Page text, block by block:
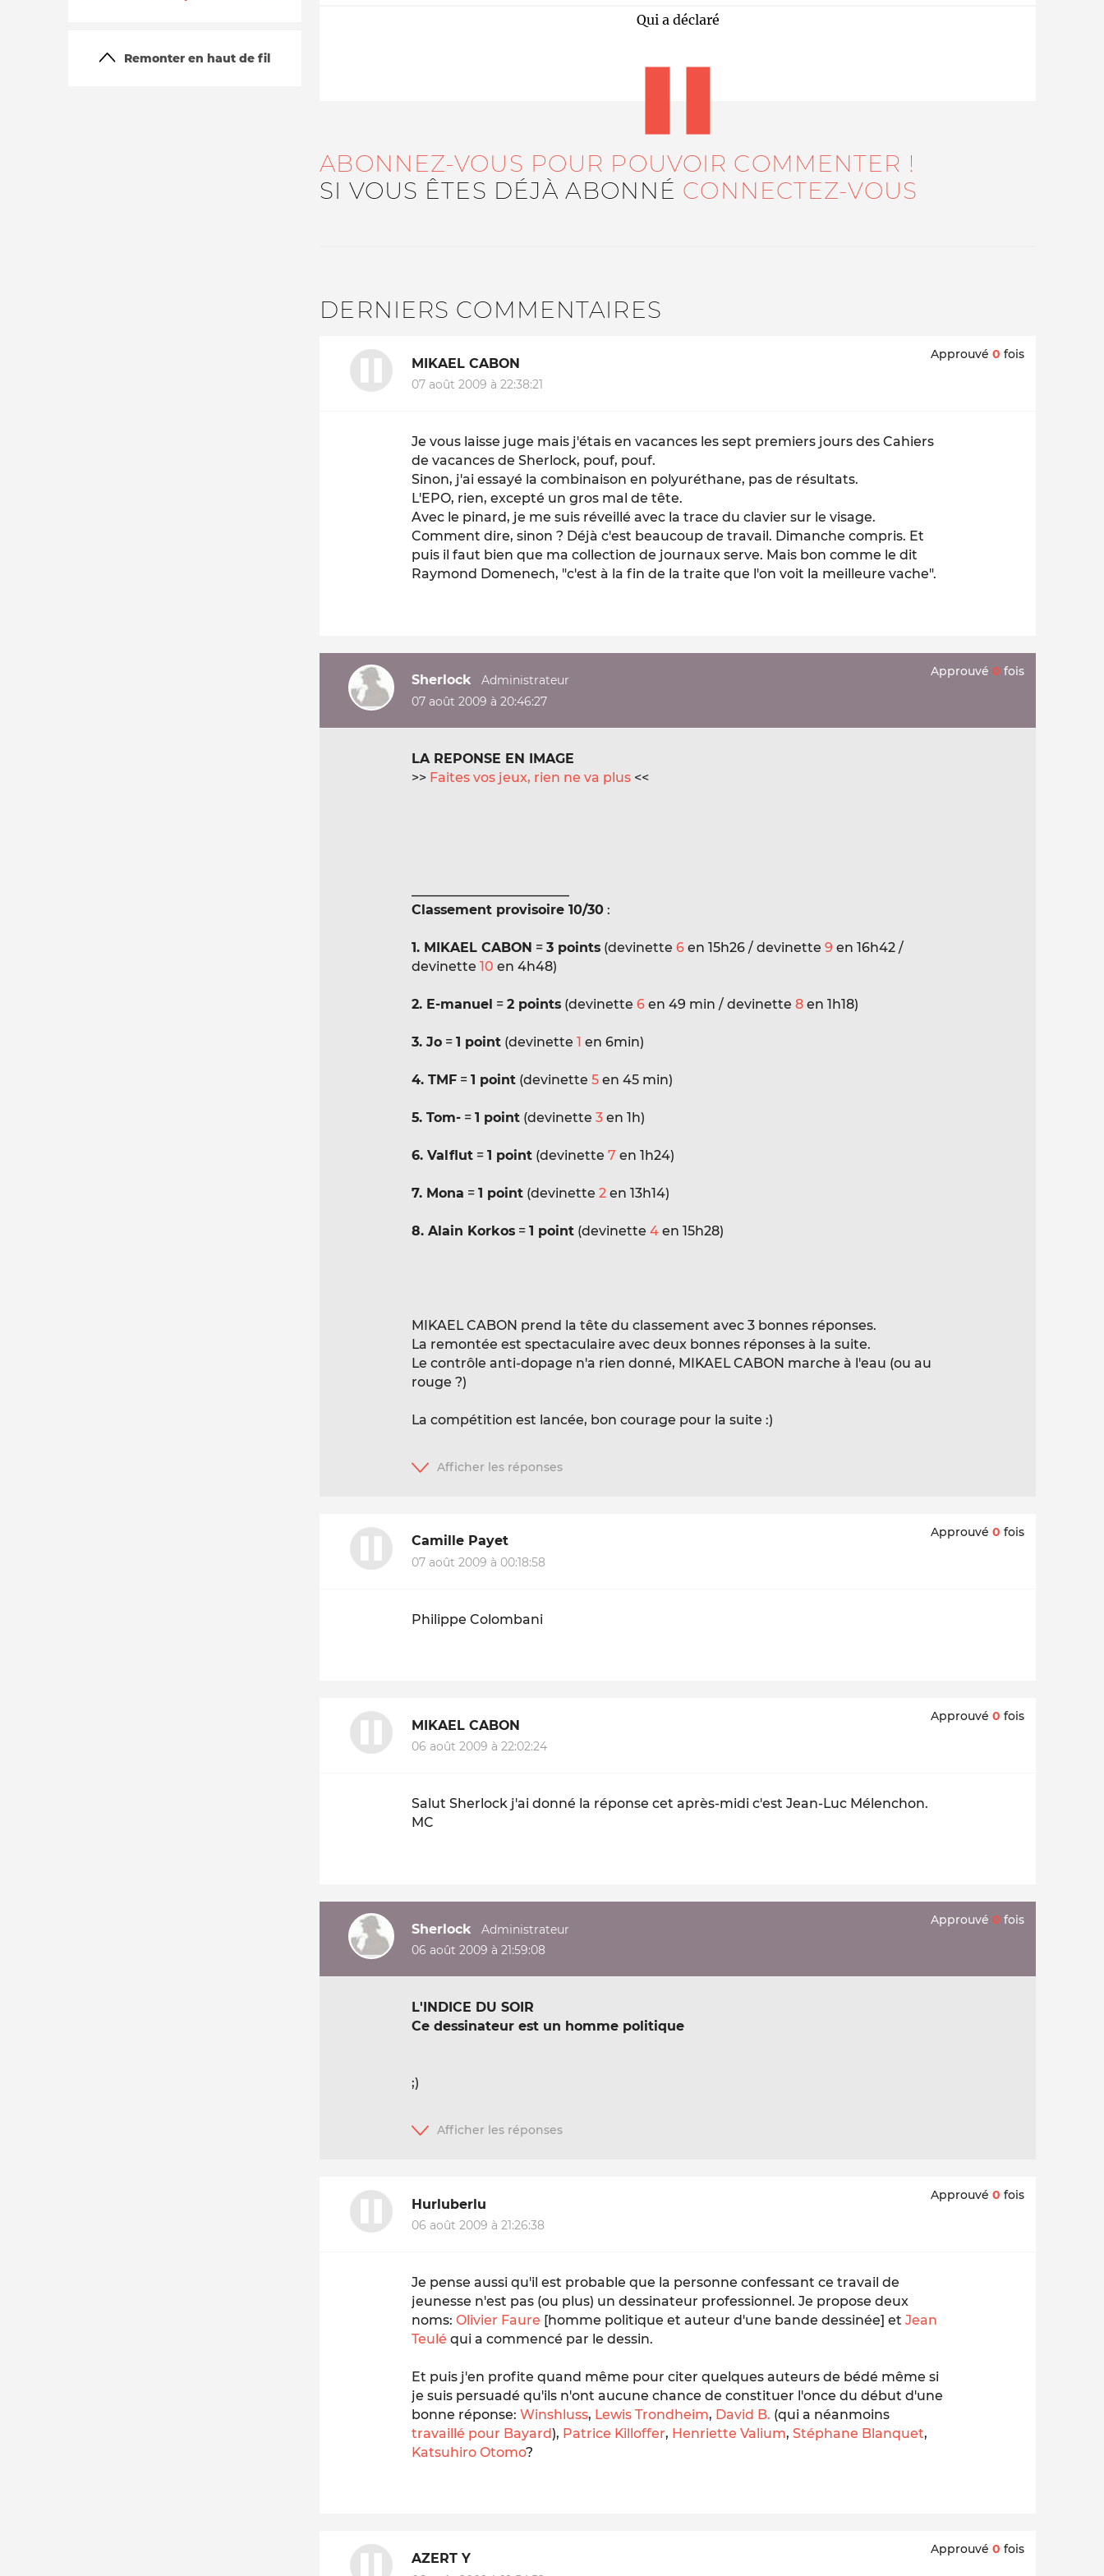
Le médiateur L'équipe Qui sommes-nous ?
Remonter en haut de fil
Qui a déclaré
ABONNEZ-VOUS POUR POUVOIR COMMENTER !
SI VOUS ÊTES DÉJÀ ABONNÉ CONNECTEZ-VOUS
DERNIERS COMMENTAIRES
MIKAEL CABON
07 août 2009 à 22:38:21
Approuvé 0 fois
Je vous laisse juge mais j'étais en vacances les sept premiers jours des Cahiers
de vacances de Sherlock, pouf, pouf.
Sinon, j'ai essayé la combinaison en polyuréthane, pas de résultats.
L'EPO, rien, excepté un gros mal de tête.
Avec le pinard, je me suis réveillé avec la trace du clavier sur le visage.
Comment dire, sinon ? Déjà c'est beaucoup de travail. Dimanche compris. Et
puis il faut bien que ma collection de journaux serve. Mais bon comme le dit
Raymond Domenech, "c'est à la fin de la traite que l'on voit la meilleure vache".
Sherlock
07 août 2009 à 20:46:27
Approuvé 0 fois
LA REPONSE EN IMAGE
>> Faites vos jeux, rien ne va plus <<
Classement provisoire 10/30 :
1. MIKAEL CABON =3 points (devinette6 en 15h26 / devinette9 en 16h42 /
devinette10 en 4h48)
2. E-manuel =2 points (devinette6 en 49 min / devinette8 en 1h18)
3. Jo =1 point (devinette1 en 6min)
4. TMF =1 point (devinette5 en 45 min)
5. Tom- =1 point (devinette3 en 1h)
6. Valflut =1 point (devinette7 en 1h24)
7. Mona =1 point (devinette2 en 13h14)
8. Alain Korkos =1 point (devinette4 en 15h28)
MIKAEL CABON prend la tête du classement avec 3 bonnes réponses.
La remontée est spectaculaire avec deux bonnes réponses à la suite.
Le contrôle anti-dopage n'a rien donné, MIKAEL CABON marche à l'eau (ou au
rouge ?)
La compétition est lancée, bon courage pour la suite :)
Camille Payet
07 août 2009 à 00:18:58
Approuvé 0 fois
Philippe Colombani
MIKAEL CABON
06 août 2009 à 22:02:24
Approuvé 0 fois
Salut Sherlock j'ai donné la réponse cet après-midi c'est Jean-Luc Mélenchon.
MC
Sherlock
06 août 2009 à 21:59:08
Approuvé 0 fois
L'INDICE DU SOIR
Ce dessinateur est un homme politique
;)
Hurluberlu
06 août 2009 à 21:26:38
Approuvé 0 fois
Je pense aussi qu'il est probable que la personne confessant ce travail de
jeunesse n'est pas (ou plus) un dessinateur professionnel. Je propose deux
noms:Olivier Faure [homme politique et auteur d'une bande dessinée] etJean
Teulé qui a commencé par le dessin.
Et puis j'en profite quand même pour citer quelques auteurs de bédé même si
je suis persuadé qu'ils n'ont aucune chance de constituer l'once du début d'une
bonne réponse:Winshluss, Lewis Trondheim, David B. (qui a néanmoins
travaillé pour Bayard), Patrice Killoffer, Henriette Valium,Stéphane Blanquet,
Katsuhiro Otomo?
AZERT Y
Approuvé 0 fois